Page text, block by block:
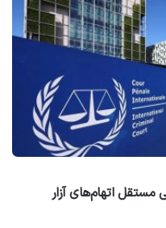
مستقل اتهام‌های آزار